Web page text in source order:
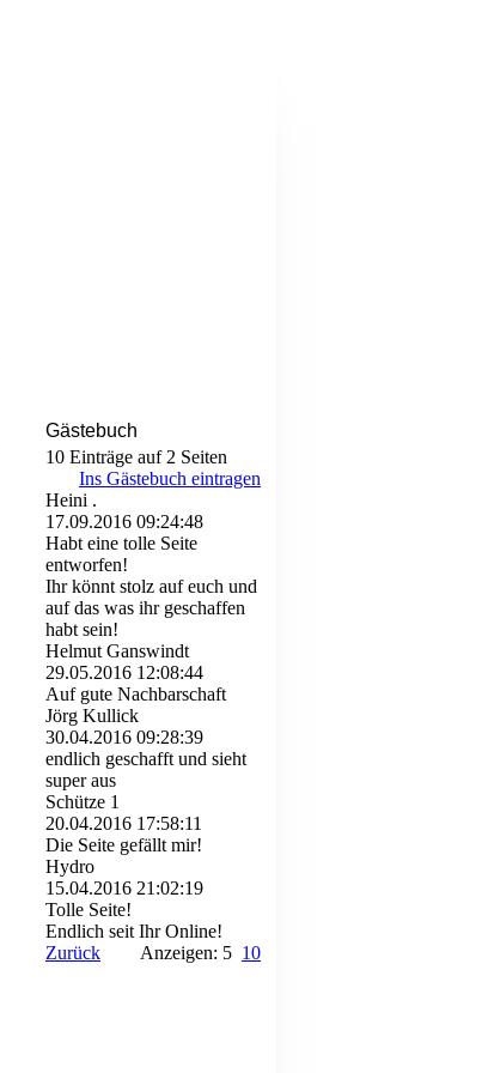
Gästebuch
10 Einträge auf 2 Seiten
Ins Gästebuch eintragen
Heini .
17.09.2016 09:24:48
Habt eine tolle Seite
entworfen!
Ihr könnt stolz auf euch und
auf das was ihr geschaffen
habt sein!
Helmut Ganswindt
29.05.2016 12:08:44
Auf gute Nachbarschaft
Jörg Kullick
30.04.2016 09:28:39
endlich geschafft und sieht
super aus
Schütze 1
20.04.2016 17:58:11
Die Seite gefällt mir!
Hydro
15.04.2016 21:02:19
Tolle Seite!
Endlich seit Ihr Online!
Zurück
Anzeigen: 5 10